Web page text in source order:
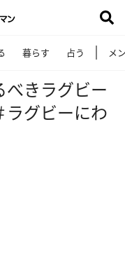
暮らす 占う メ
きラグビー
グビーにわ